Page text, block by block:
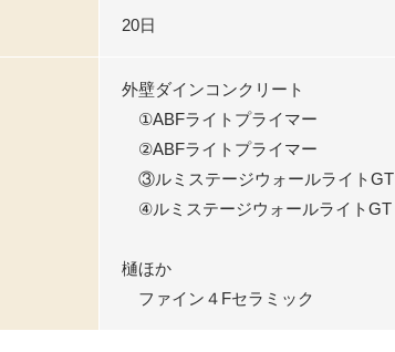
20日
外壁ダインコンクリート
①ABFライトプライマー
②ABFライトプライマー
③ルミステージウォールライトGT
④ルミステージウォールライトGT
樋ほか
ファイン４Fセラミック